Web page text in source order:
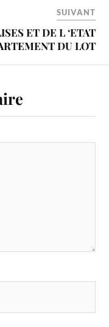
SUIVANT
ET DE L ‘ETAT
DU LOT